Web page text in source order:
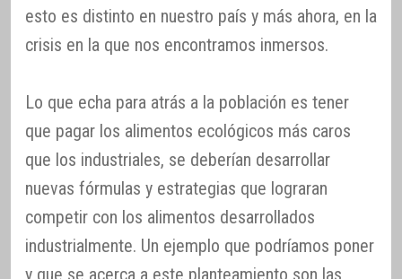
esto es distinto en nuestro país y más ahora, en la
crisis en la que nos encontramos inmersos.
Lo que echa para atrás a la población es tener
que pagar los alimentos ecológicos más caros
que los industriales, se deberían desarrollar
nuevas fórmulas y estrategias que lograran
competir con los alimentos desarrollados
industrialmente. Un ejemplo que podríamos poner
y que se acerca a este planteamiento son las